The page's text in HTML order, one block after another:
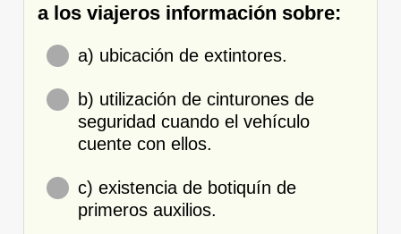
a los viajeros información sobre:
a) ubicación de extintores.
b) utilización de cinturones de
seguridad cuando el vehículo
cuente con ellos.
c) existencia de botiquín de
primeros auxilios.